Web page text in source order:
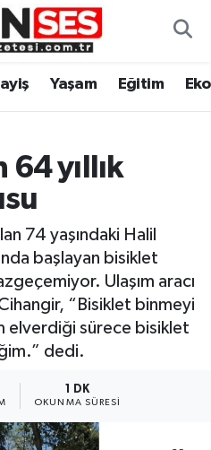
Yaşam Eğitim
64 yıllık
74 yaşındaki Halil
başlayan bisiklet
Ulaşım aracı
“Bisiklet binmeyi
elverdiği sürece bisiklet
dedi.
1 DK
OKUNMA SÜRESI
Haritası
ve Fikstür